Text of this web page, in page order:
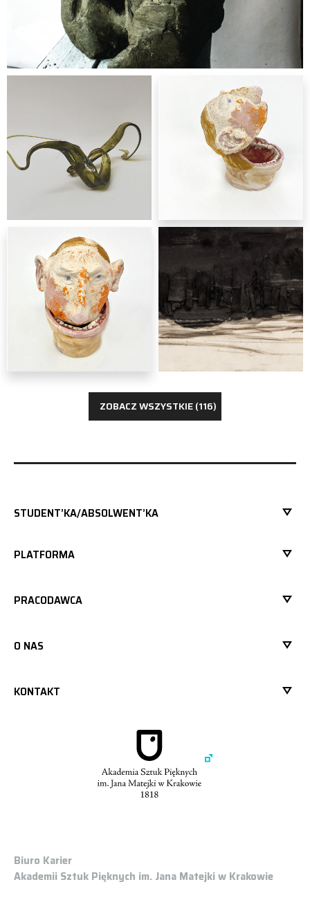
rzeźba
ZOBACZ WSZYSTKIE (116)
STUDENT’KA/ABSOLWENT’KA
PLATFORMA
PRACODAWCA
O NAS
KONTAKT
Biuro Karier
Akademii Sztuk Pięknych im. Jana Matejki w Krakowie